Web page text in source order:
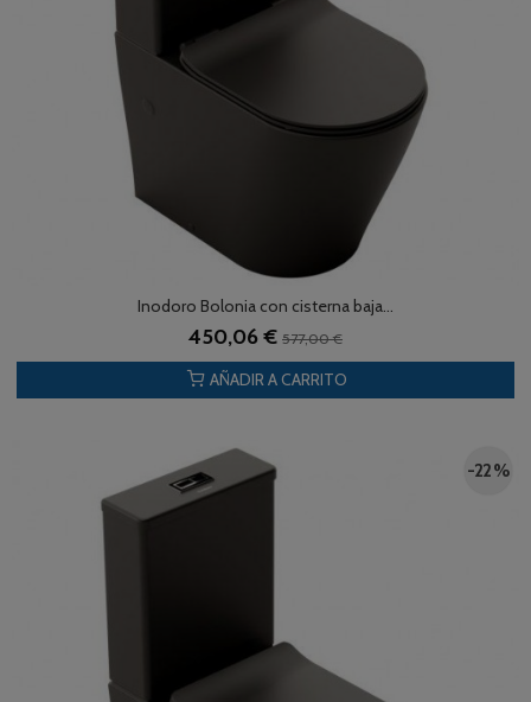
Inodoro Bolonia con cisterna baja...
450,06 € 577,00 €
AÑADIR A CARRITO
-22 %